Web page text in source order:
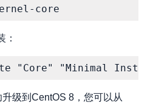
：
级到CentOS 8，您可以从